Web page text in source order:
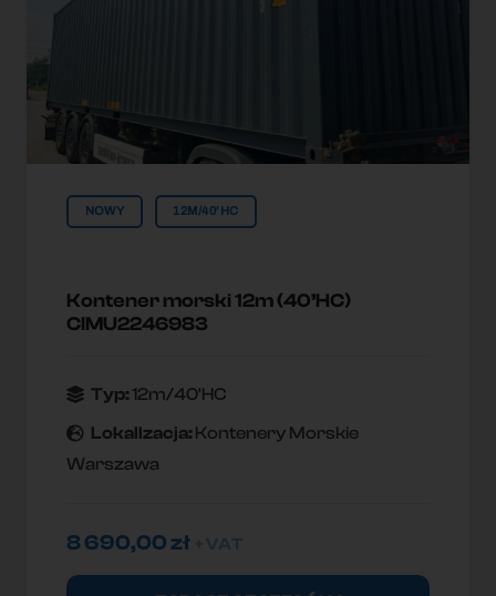
NOWY 12M/40'HC
Kontener morski 12m (40’HC)
CIMU2246983
Typ:12m/40'HC
Lokallzacja: Kontenery Morskie
Warszawa
8 690,00zł